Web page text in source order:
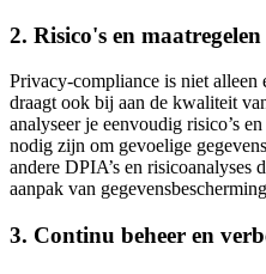
2. Risico's en maatregelen
Privacy-compliance is niet
draagt ook bij aan de kwaliteit
analyseer je eenvoudig risico’s
nodig zijn om gevoelige
andere DPIA’s en risicoanalyses
aanpak van
3. Continu beheer en